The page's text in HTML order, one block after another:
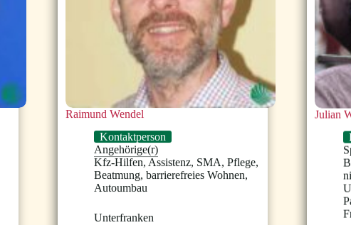
Raimund Wendel
Kontaktperson
Angehörige(r)
Kfz-Hilfen, Assistenz, SMA, Pflege,
Beatmung, barrierefreies Wohnen,
Autoumbau
Unterfranken
Julian